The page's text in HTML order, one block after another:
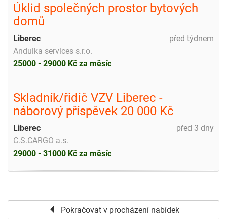
Úklid společných prostor bytových
domů
před týdnem
Liberec
Andulka services s.r.o.
25000 - 29000 Kč za měsíc
Skladník/řidič VZV Liberec -
náborový příspěvek 20 000 Kč
před 3 dny
Liberec
C.S.CARGO a.s.
29000 - 31000 Kč za měsíc
Pokračovat v procházení nabídek